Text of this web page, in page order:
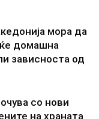
мора да
домашна
зависноста од
со нови
на храната